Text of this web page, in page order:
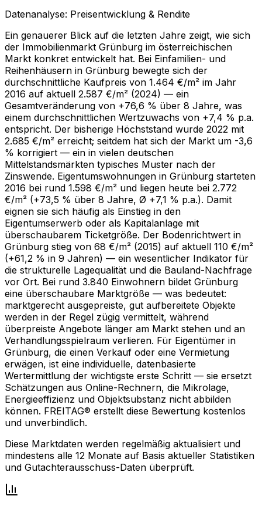
Datenanalyse: Preisentwicklung & Rendite
Ein genauerer Blick auf die letzten Jahre zeigt, wie sich
der Immobilienmarkt Grünburg im österreichischen
Markt konkret entwickelt hat. Bei Einfamilien- und
Reihenhäusern in Grünburg bewegte sich der
durchschnittliche Kaufpreis von 1.464 €/m² im Jahr
2016 auf aktuell 2.587 €/m² (2024) — ein
Gesamtveränderung von +76,6 % über 8 Jahre, was
einem durchschnittlichen Wertzuwachs von +7,4 % p.a.
entspricht. Der bisherige Höchststand wurde 2022 mit
2.685 €/m² erreicht; seitdem hat sich der Markt um -3,6
% korrigiert — ein in vielen deutschen
Mittelstandsmärkten typisches Muster nach der
Zinswende. Eigentumswohnungen in Grünburg starteten
2016 bei rund 1.598 €/m² und liegen heute bei 2.772
€/m² (+73,5 % über 8 Jahre, Ø +7,1 % p.a.). Damit
eignen sie sich häufig als Einstieg in den
Eigentumserwerb oder als Kapitalanlage mit
überschaubarem Ticketgröße. Der Bodenrichtwert in
Grünburg stieg von 68 €/m² (2015) auf aktuell 110 €/m²
(+61,2 % in 9 Jahren) — ein wesentlicher Indikator für
die strukturelle Lagequalität und die Bauland-Nachfrage
vor Ort. Bei rund 3.840 Einwohnern bildet Grünburg
eine überschaubare Marktgröße — was bedeutet:
marktgerecht ausgepreiste, gut aufbereitete Objekte
werden in der Regel zügig vermittelt, während
überpreiste Angebote länger am Markt stehen und an
Verhandlungsspielraum verlieren. Für Eigentümer in
Grünburg, die einen Verkauf oder eine Vermietung
erwägen, ist eine individuelle, datenbasierte
Wertermittlung der wichtigste erste Schritt — sie ersetzt
Schätzungen aus Online-Rechnern, die Mikrolage,
Energieeffizienz und Objektsubstanz nicht abbilden
können. FREITAG® erstellt diese Bewertung kostenlos
und unverbindlich.
Diese Marktdaten werden regelmäßig aktualisiert und
mindestens alle 12 Monate auf Basis aktueller Statistiken
und Gutachterausschuss-Daten überprüft.